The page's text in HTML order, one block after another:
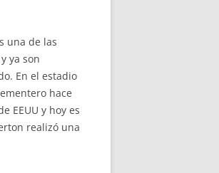
una de las
ya son
En el estadio
hace
EEUU y hoy es
realizó una